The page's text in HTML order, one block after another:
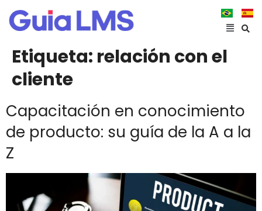
Etiqueta: relación con el
cliente
Capacitación en conocimiento
de producto: su guía de la A a la
Z